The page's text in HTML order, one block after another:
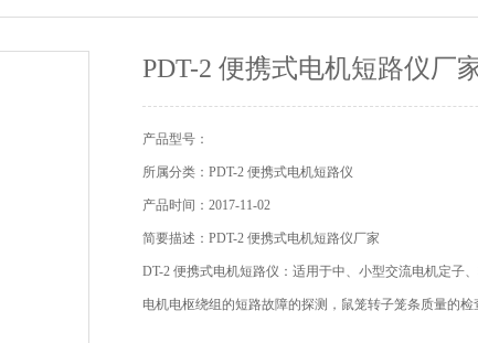
PDT-2 便携式电机短路仪厂
产品型号：
所属分类：PDT-2 便携式电机短路仪
产品时间：2017-11-02
简要描述：PDT-2 便携式电机短路仪厂家
DT-2 便携式电机短路仪：适用于中、小型交流电机定子
电机电枢绕组的短路故障的探测，鼠笼转子笼条质量的检